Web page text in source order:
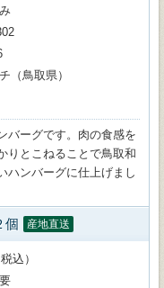
（鳥取県）
バーグです。肉の食感を
りとこねることで鳥取和
ハンバーグに仕上げまし
個 産地直送
込）